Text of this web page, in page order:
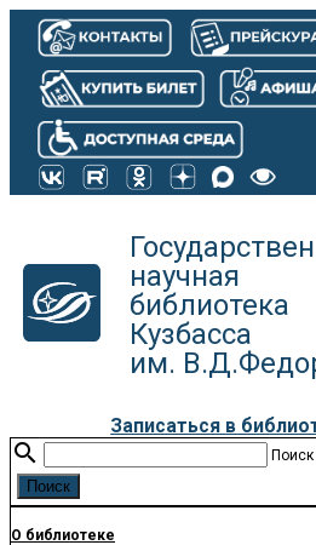
научная
библиотека
Кузбасса
им.
Записаться в
search Поиск
О библиотеке